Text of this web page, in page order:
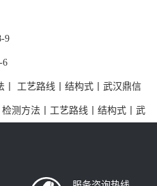
9
6
丨 工艺路线丨结构式丨武汉鼎信
测方法丨工艺路线丨结构式丨武